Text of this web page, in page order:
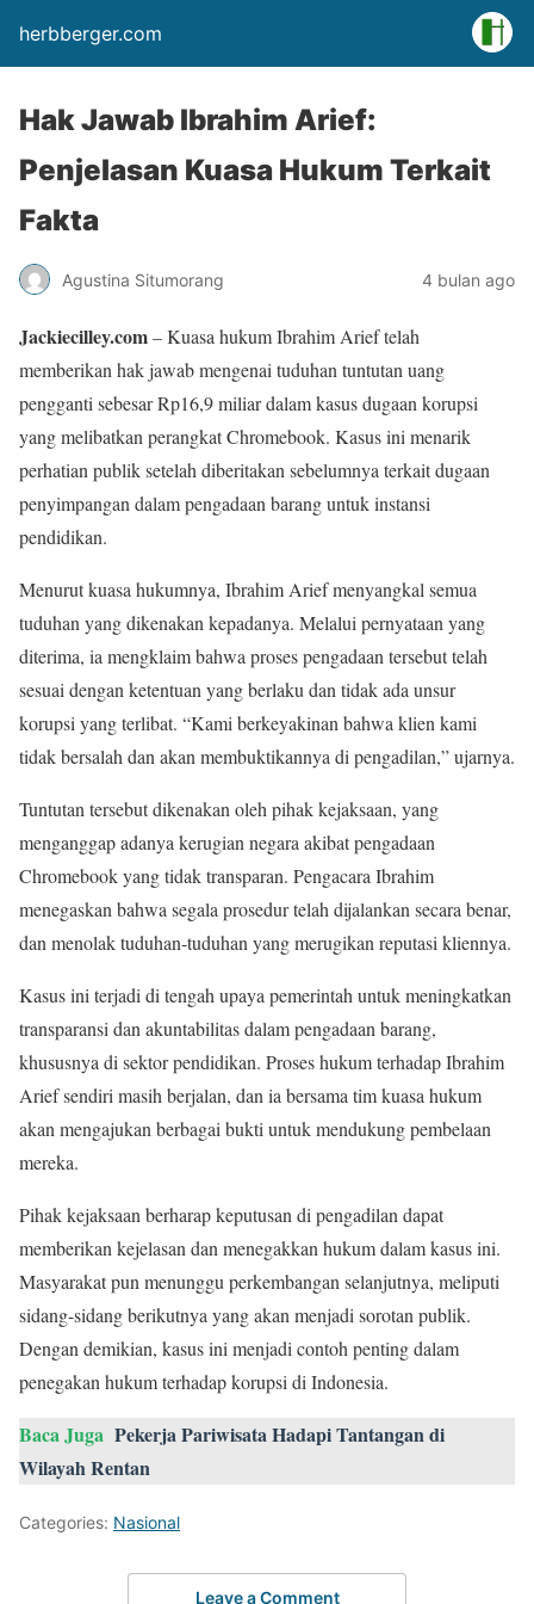
herbberger.com
Hak Jawab Ibrahim Arief:
Penjelasan Kuasa Hukum Terkait
Fakta
Agustina Situmorang 4 bulan ago
Jackiecilley.com– Kuasa hukum Ibrahim Arief telah
memberikan hak jawab mengenai tuduhan tuntutan uang
pengganti sebesar Rp16,9 miliar dalam kasus dugaan korupsi
yang melibatkan perangkat Chromebook. Kasus ini menarik
perhatian publik setelah diberitakan sebelumnya terkait dugaan
penyimpangan dalam pengadaan barang untuk instansi
pendidikan.
Menurut kuasa hukumnya, Ibrahim Arief menyangkal semua
tuduhan yang dikenakan kepadanya. Melalui pernyataan yang
diterima, ia mengklaim bahwa proses pengadaan tersebut telah
sesuai dengan ketentuan yang berlaku dan tidak ada unsur
korupsi yang terlibat. “Kami berkeyakinan bahwa klien kami
tidak bersalah dan akan membuktikannya di pengadilan,” ujarnya.
Tuntutan tersebut dikenakan oleh pihak kejaksaan, yang
menganggap adanya kerugian negara akibat pengadaan
Chromebook yang tidak transparan. Pengacara Ibrahim
menegaskan bahwa segala prosedur telah dijalankan secara benar,
dan menolak tuduhan-tuduhan yang merugikan reputasi kliennya.
Kasus ini terjadi di tengah upaya pemerintah untuk meningkatkan
transparansi dan akuntabilitas dalam pengadaan barang,
khususnya di sektor pendidikan. Proses hukum terhadap Ibrahim
Arief sendiri masih berjalan, dan ia bersama tim kuasa hukum
akan mengajukan berbagai bukti untuk mendukung pembelaan
mereka.
Pihak kejaksaan berharap keputusan di pengadilan dapat
memberikan kejelasan dan menegakkan hukum dalam kasus ini.
Masyarakat pun menunggu perkembangan selanjutnya, meliputi
sidang-sidang berikutnya yang akan menjadi sorotan publik.
Dengan demikian, kasus ini menjadi contoh penting dalam
penegakan hukum terhadap korupsi di Indonesia.
Baca Juga Pekerja Pariwisata Hadapi Tantangan di
Wilayah Rentan
Categories: Nasional
Leave a Comment